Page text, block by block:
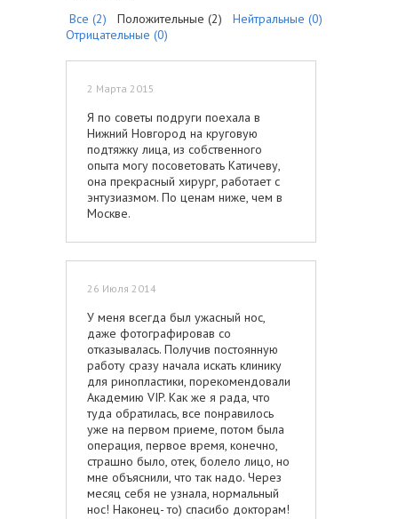
Все (2) Положительные (2) Нейтральные (0)
Отрицательные (0)
2 Марта 2015
Я по советы подруги поехала в
Нижний Новгород на круговую
подтяжку лица, из собственного
опыта могу посоветовать Катичеву,
она прекрасный хирург, работает с
энтузиазмом. По ценам ниже, чем в
Москве.
26 Июля 2014
У меня всегда был ужасный нос,
даже фотографировав со
отказывалась. Получив постоянную
работу сразу начала искать клинику
для ринопластики, порекомендовали
Академию VIP. Как же я рада, что
туда обратилась, все понравилось
уже на первом приеме, потом была
операция, первое время, конечно,
страшно было, отек, болело лицо, но
мне объяснили, что так надо. Через
месяц себя не узнала, нормальный
нос! Наконец- то) спасибо докторам!